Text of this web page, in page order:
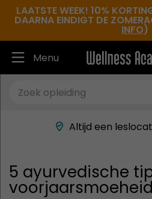
LAATSTE WEEK! 10%
DAARNA EINDIGT DE
INFO)
Menu
Ruim 30.000
Beste docenten
Altijd een
5 ayurvedische
voorjaarsmoeheid